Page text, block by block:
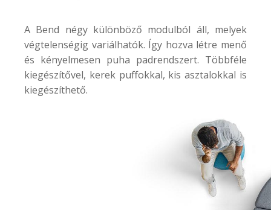
A Bend négy különböző modulból áll, melyek
végtelenségig variálhatók. Így hozva létre menő
és kényelmesen puha padrendszert. Többféle
kiegészítővel, kerek puffokkal, kis asztalokkal is
kiegészíthető.